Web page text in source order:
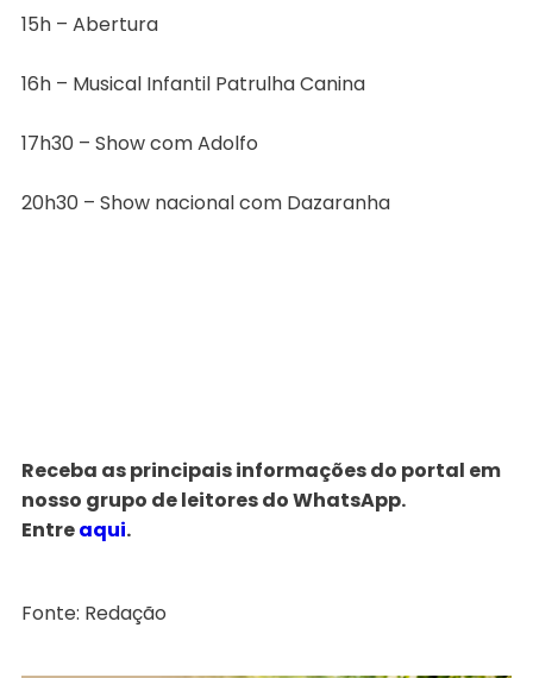
15h – Abertura
16h – Musical Infantil Patrulha Canina
17h30 – Show com Adolfo
20h30 – Show nacional com Dazaranha
Receba as principais informações do portal em
nosso grupo de leitores do WhatsApp.
Entreaqui.
Fonte: Redação